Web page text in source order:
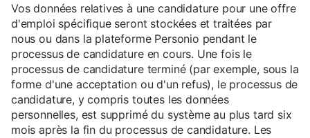
Vos données relatives à une candidature pour une offre
d'emploi spécifique seront stockées et traitées par
nous ou dans la plateforme Personio pendant le
processus de candidature en cours. Une fois le
processus de candidature terminé (par exemple, sous la
forme d'une acceptation ou d'un refus), le processus de
candidature, y compris toutes les données
personnelles, est supprimé du système au plus tard six
mois après la fin du processus de candidature. Les